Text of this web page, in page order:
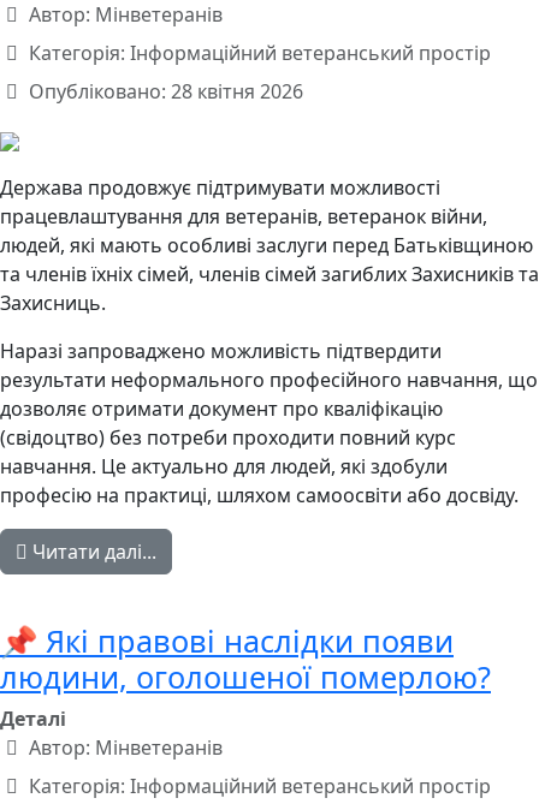
Автор: Мінветеранів
Категорія: Інформаційний ветеранський простір
Опубліковано: 28 квітня 2026
Держава продовжує підтримувати можливості
працевлаштування для ветеранів, ветеранок війни,
людей, які мають особливі заслуги перед Батьківщиною
та членів їхніх сімей, членів сімей загиблих Захисників та
Захисниць.
Наразі запроваджено можливість підтвердити
результати неформального професійного навчання, що
дозволяє отримати документ про кваліфікацію
(свідоцтво) без потреби проходити повний курс
навчання. Це актуально для людей, які здобули
професію на практиці, шляхом самоосвіти або досвіду.
Читати далі...
📌 Які правові наслідки появи
людини, оголошеної померлою?
Деталі
Автор: Мінветеранів
Категорія: Інформаційний ветеранський простір